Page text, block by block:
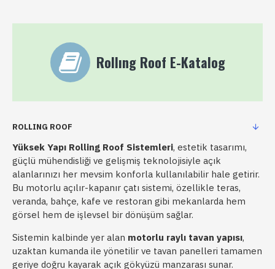
Rollıng Roof E-Katalog
ROLLING ROOF
Yüksek Yapı Rolling Roof Sistemleri, estetik tasarımı,
güçlü mühendisliği ve gelişmiş teknolojisiyle açık
alanlarınızı her mevsim konforla kullanılabilir hale getirir.
Bu motorlu açılır-kapanır çatı sistemi, özellikle teras,
veranda, bahçe, kafe ve restoran gibi mekanlarda hem
görsel hem de işlevsel bir dönüşüm sağlar.
Sistemin kalbinde yer alan motorlu raylı tavan yapısı,
uzaktan kumanda ile yönetilir ve tavan panelleri tamamen
geriye doğru kayarak açık gökyüzü manzarası sunar.